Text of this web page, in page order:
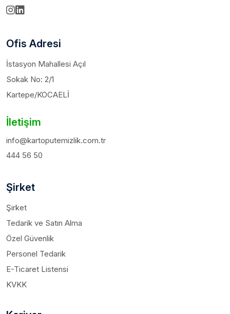
Ofis Adresi
İstasyon Mahallesi Açıl
Sokak No: 2/1
Kartepe/KOCAELİ
İletişim
info@kartoputemizlik.com.tr
444 56 50
Şirket
Şirket
Tedarik ve Satın Alma
Özel Güvenlik
Personel Tedarik
E-Ticaret Listensi
KVKK